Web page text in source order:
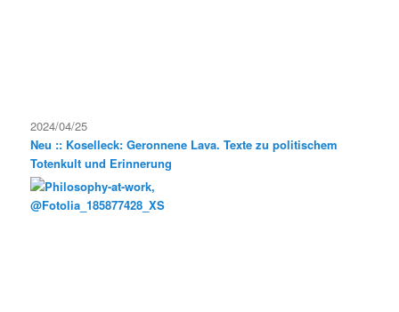
2024/04/25
Neu :: Koselleck: Geronnene Lava. Texte zu politischem
Totenkult und Erinnerung